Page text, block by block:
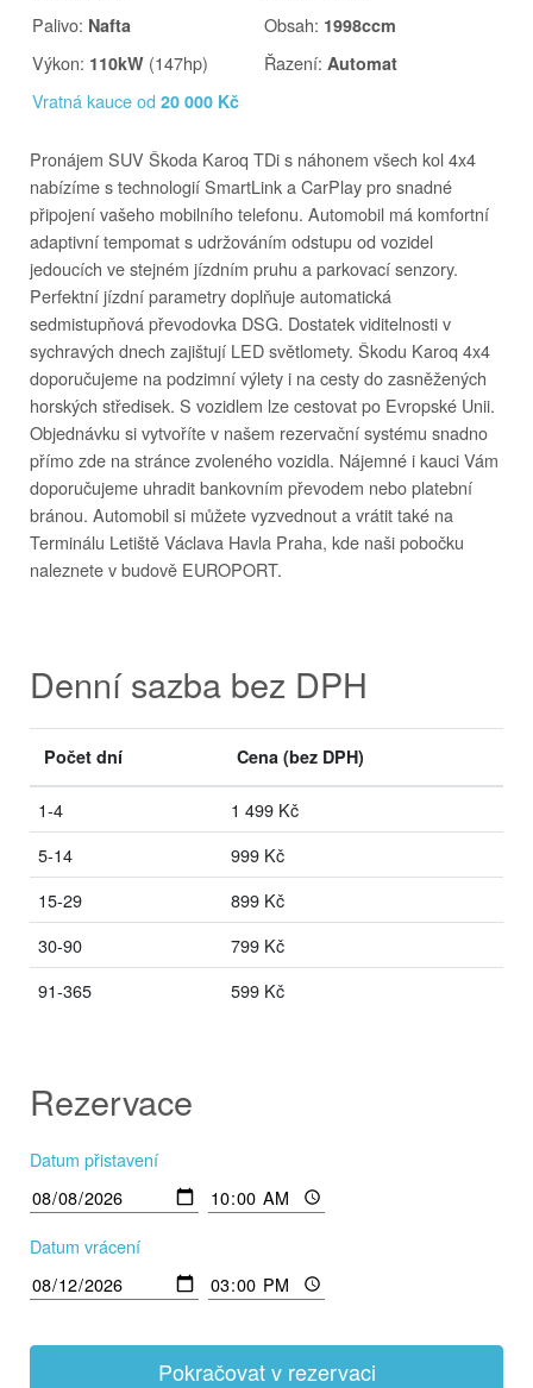
Palivo: Nafta Obsah: 1998ccm
Výkon: 110kW (147hp) Řazení: Automat
Vratná kauce od 20 000 Kč
Pronájem SUV Škoda Karoq TDi s náhonem všech kol 4x4
nabízíme s technologií SmartLink a CarPlay pro snadné
připojení vašeho mobilního telefonu. Automobil má komfortní
adaptivní tempomat s udržováním odstupu od vozidel
jedoucích ve stejném jízdním pruhu a parkovací senzory.
Perfektní jízdní parametry doplňuje automatická
sedmistupňová převodovka DSG. Dostatek viditelnosti v
sychravých dnech zajištují LED světlomety. Škodu Karoq 4x4
doporučujeme na podzimní výlety i na cesty do zasněžených
horských středisek. S vozidlem lze cestovat po Evropské Unii.
Objednávku si vytvoříte v našem rezervační systému snadno
přímo zde na stránce zvoleného vozidla. Nájemné i kauci Vám
doporučujeme uhradit bankovním převodem nebo platební
bránou. Automobil si můžete vyzvednout a vrátit také na
Terminálu Letiště Václava Havla Praha, kde naši pobočku
naleznete v budově EUROPORT.
Denní sazba bez DPH
Počet dní Cena (bez DPH)
1-4
1 499 Kč
5-14
999 Kč
15-29
899 Kč
30-90
799 Kč
91-365
599 Kč
Rezervace
Datum přistavení
Datum vrácení
Pokračovat v rezervaci